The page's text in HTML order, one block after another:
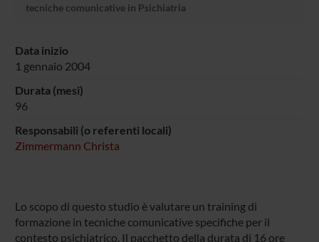
tecniche comunicative in Psichiatria
Data inizio
1 gennaio 2004
Durata (mesi)
96
Responsabili (o referenti locali)
Zimmermann Christa
Lo scopo di questo studio è valutare un training di
formazione in tecniche comunicative specifiche per il
contesto psichiatrico. Il pacchetto della durata di 16 ore